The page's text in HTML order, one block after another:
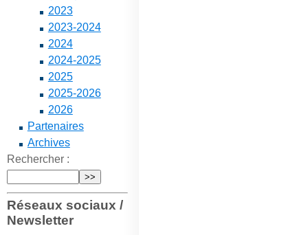
2023
2023-2024
2024
2024-2025
2025
2025-2026
2026
Partenaires
Archives
Rechercher :
Réseaux sociaux /
Newsletter